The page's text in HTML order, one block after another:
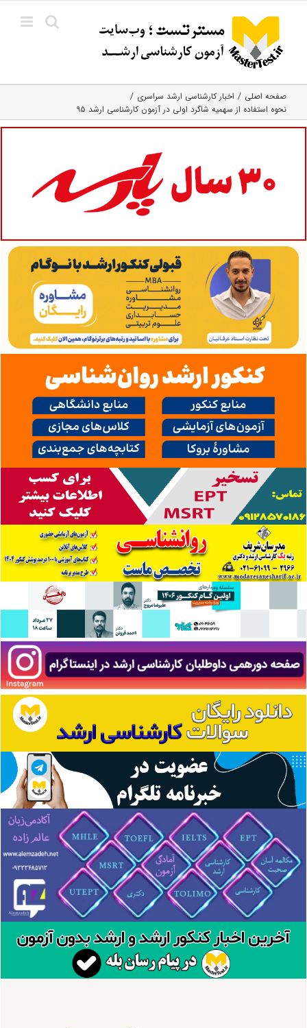
content
صفحه اصلی
اخبار کارشناسی ارشد سراسری
نحوه استفاده از سهمیه شاگرد اولی در آزمون کارشناسی ارشد ۹۵